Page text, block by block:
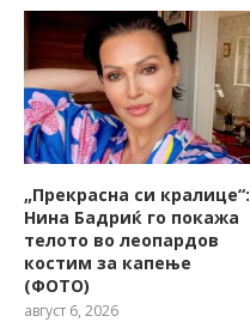
„Прекрасна си кралице“:
Нина Бадриќ го покажа
телото во леопардов
костим за капење
(ФОТО)
август 6, 2026